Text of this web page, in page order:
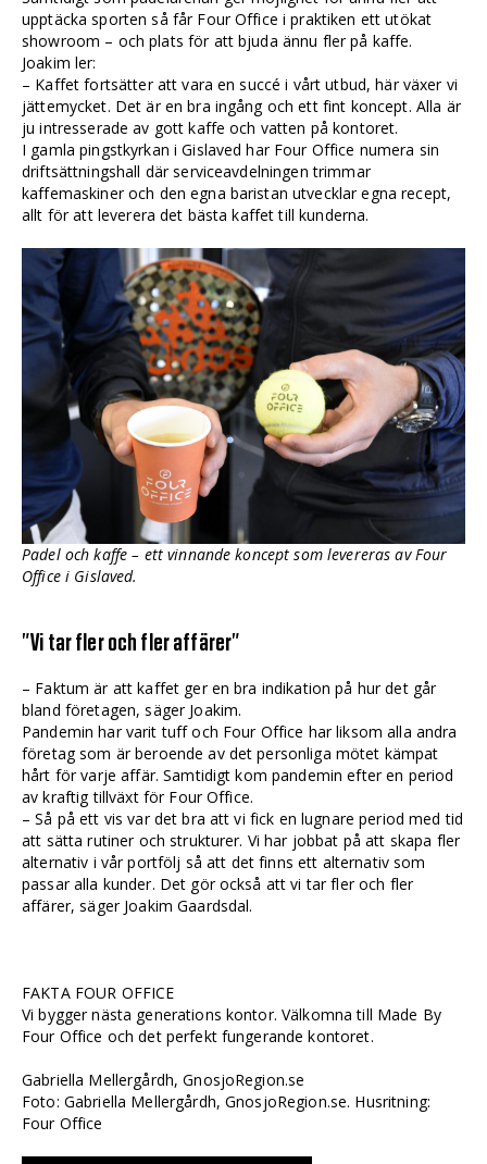
upptäcka sporten så får Four Office i praktiken ett utökat
showroom – och plats för att bjuda ännu fler på kaffe.
Joakim ler:
– Kaffet fortsätter att vara en succé i vårt utbud, här växer vi
jättemycket. Det är en bra ingång och ett fint koncept. Alla är
ju intresserade av gott kaffe och vatten på kontoret.
I gamla pingstkyrkan i Gislaved har Four Office numera sin
driftsättningshall där serviceavdelningen trimmar
kaffemaskiner och den egna baristan utvecklar egna recept,
allt för att leverera det bästa kaffet till kunderna.
Padel och kaffe – ett vinnande koncept som levereras av Four
Office i Gislaved.
”Vi tar fler och fler affärer”
– Faktum är att kaffet ger en bra indikation på hur det går
bland företagen, säger Joakim.
Pandemin har varit tuff och Four Office har liksom alla andra
företag som är beroende av det personliga mötet kämpat
hårt för varje affär. Samtidigt kom pandemin efter en period
av kraftig tillväxt för Four Office.
– Så på ett vis var det bra att vi fick en lugnare period med tid
att sätta rutiner och strukturer. Vi har jobbat på att skapa fler
alternativ i vår portfölj så att det finns ett alternativ som
passar alla kunder. Det gör också att vi tar fler och fler
affärer, säger Joakim Gaardsdal.
FAKTA FOUR OFFICE
Vi bygger nästa generations kontor. Välkomna till Made By
Four Office och det perfekt fungerande kontoret.
Gabriella Mellergårdh, GnosjoRegion.se
Foto: Gabriella Mellergårdh, GnosjoRegion.se. Husritning:
Four Office